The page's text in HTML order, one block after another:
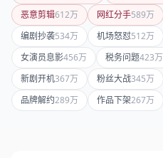
恶意剪辑612万 网红分手589万
编剧抄袭534万 机场怒怼512万
女演员息影456万 税务问题423万
新剧开机367万 粉丝大战345万
品牌解约289万 作品下架267万